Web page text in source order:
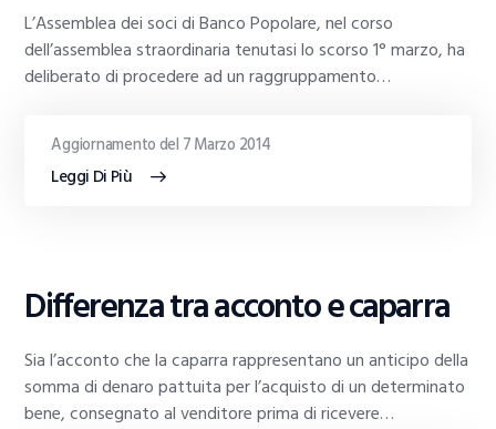
L’Assemblea dei soci di Banco Popolare, nel corso
dell’assemblea straordinaria tenutasi lo scorso 1° marzo, ha
deliberato di procedere ad un raggruppamento…
Leggi Di Più
Aggiornamento del 7 Marzo 2014
AL
TRADING
Differenza tra acconto e caparra
Sia l’acconto che la caparra rappresentano un anticipo della
somma di denaro pattuita per l’acquisto di un determinato
bene, consegnato al venditore prima di ricevere…